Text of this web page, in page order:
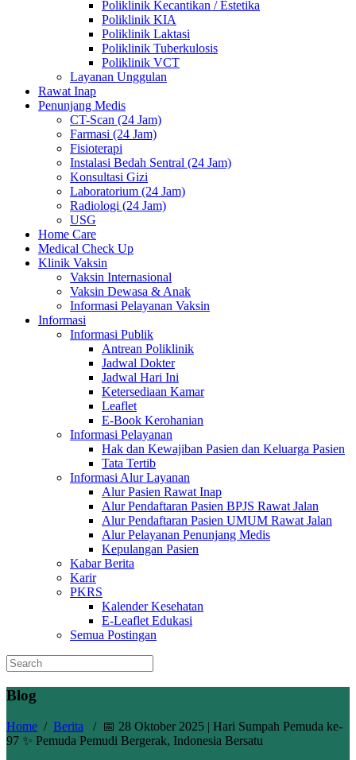
Poliklinik Kecantikan / Estetika
Poliklinik KIA
Poliklinik Laktasi
Poliklinik Tuberkulosis
Poliklinik VCT
Layanan Unggulan
Rawat Inap
Penunjang Medis
CT-Scan (24 Jam)
Farmasi (24 Jam)
Fisioterapi
Instalasi Bedah Sentral (24 Jam)
Konsultasi Gizi
Laboratorium (24 Jam)
Radiologi (24 Jam)
USG
Home Care
Medical Check Up
Klinik Vaksin
Vaksin Internasional
Vaksin Dewasa & Anak
Informasi Pelayanan Vaksin
Informasi
Informasi Publik
Antrean Poliklinik
Jadwal Dokter
Jadwal Hari Ini
Ketersediaan Kamar
Leaflet
E-Book Kerohanian
Informasi Pelayanan
Hak dan Kewajiban Pasien dan Keluarga Pasien
Tata Tertib
Informasi Alur Layanan
Alur Pasien Rawat Inap
Alur Pendaftaran Pasien BPJS Rawat Jalan
Alur Pendaftaran Pasien UMUM Rawat Jalan
Alur Pelayanan Penunjang Medis
Kepulangan Pasien
Kabar Berita
Karir
PKRS
Kalender Kesehatan
E-Leaflet Edukasi
Semua Postingan
Blog
Home / Berita / 📅 28 Oktober 2025 | Hari Sumpah Pemuda ke-
97 ✨ Pemuda Pemudi Bergerak, Indonesia Bersatu